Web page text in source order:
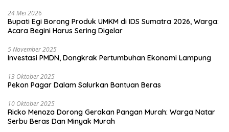
24 Mei 2026
Bupati Egi Borong Produk UMKM di IDS Sumatra 2026, Warga:
Acara Begini Harus Sering Digelar
5 November 2025
Investasi PMDN, Dongkrak Pertumbuhan Ekonomi Lampung
13 Oktober 2025
Pekon Pagar Dalam Salurkan Bantuan Beras
10 Oktober 2025
Ricko Menoza Dorong Gerakan Pangan Murah: Warga Natar
Serbu Beras Dan Minyak Murah